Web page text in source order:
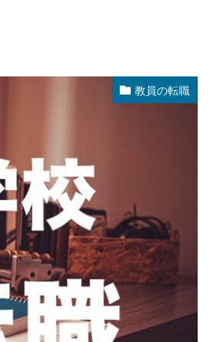
教員の転職